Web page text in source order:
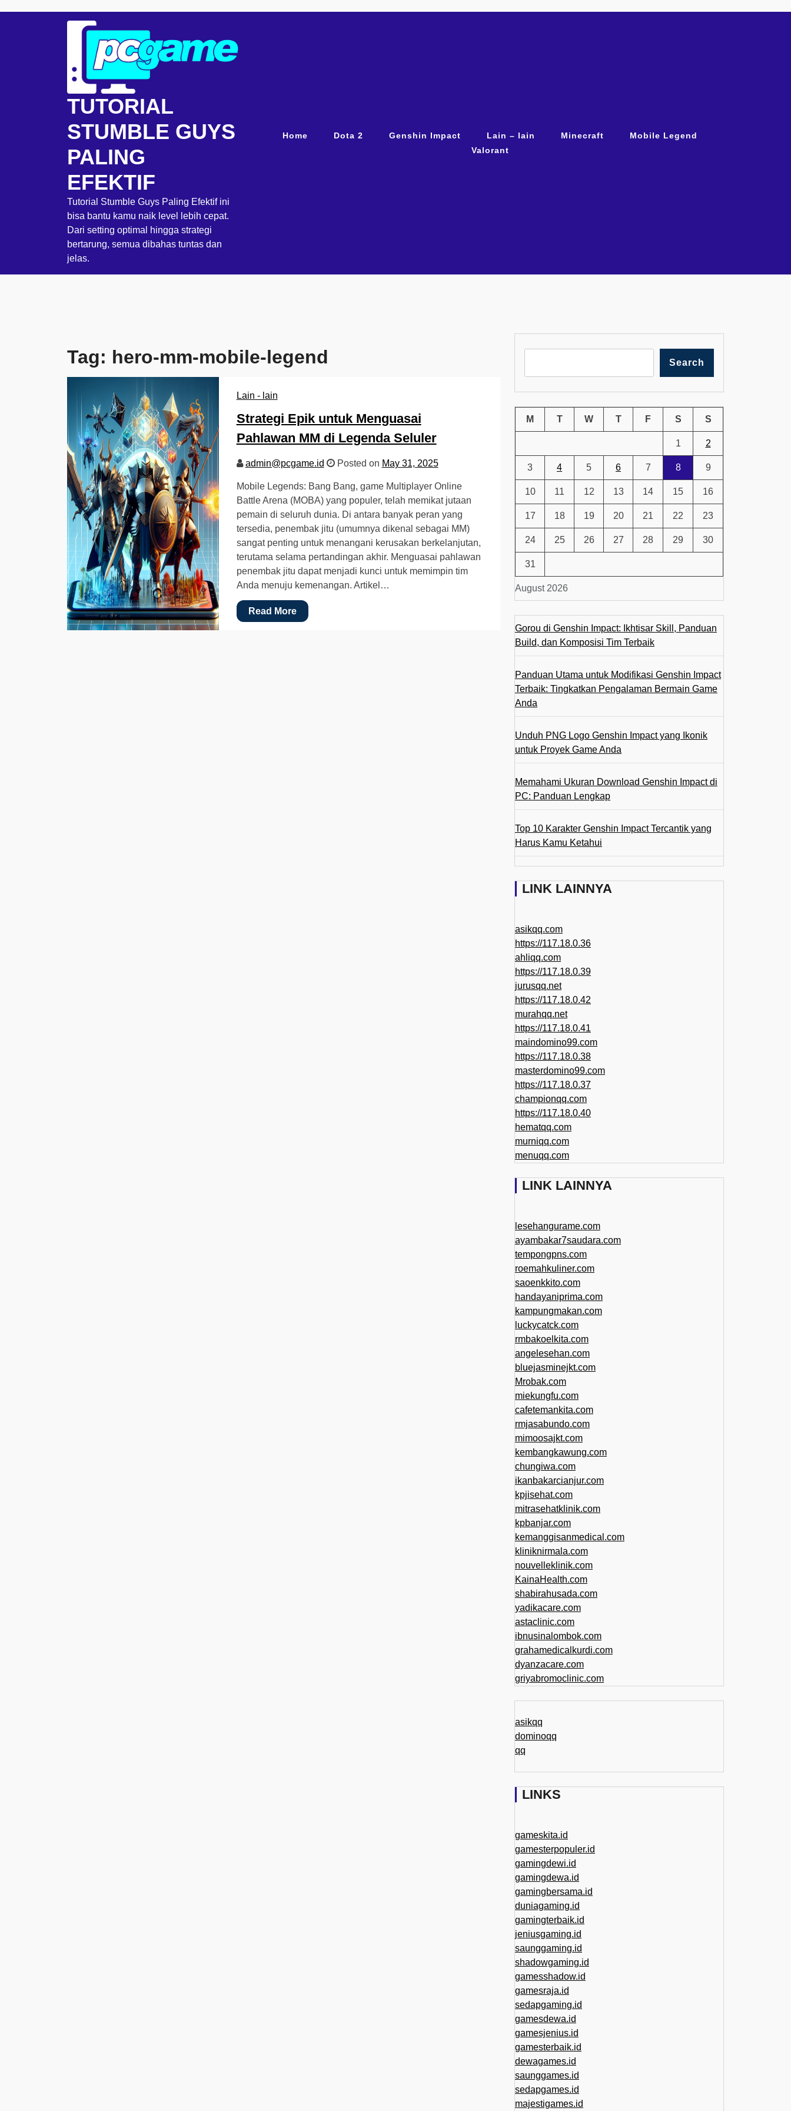
TUTORIAL
STUMBLE GUYS
PALING
EFEKTIF
Tutorial Stumble Guys Paling Efektif ini
bisa bantu kamu naik level lebih cepat.
Dari setting optimal hingga strategi
bertarung, semua dibahas tuntas dan
jelas.
Home Dota 2 Genshin Impact Lain – lain Minecraft
Mobile Legend
Valorant
Tag: hero-mm-mobile-legend
Lain - lain
Strategi Epik untuk Menguasai
Pahlawan MM di Legenda Seluler
admin@pcgame.id Posted on May 31, 2025
Mobile Legends: Bang Bang, game Multiplayer Online
Battle Arena (MOBA) yang populer, telah memikat jutaan
pemain di seluruh dunia. Di antara banyak peran yang
tersedia, penembak jitu (umumnya dikenal sebagai MM)
sangat penting untuk menangani kerusakan berkelanjutan,
terutama selama pertandingan akhir. Menguasai pahlawan
penembak jitu dapat menjadi kunci untuk memimpin tim
Anda menuju kemenangan. Artikel…
Read More
Search
August 2026
M T W T F S S
1 2
3 4 5 6 7 8 9
10 11 12 13 14 15 16
17 18 19 20 21 22 23
24 25 26 27 28 29 30
31
Gorou di Genshin Impact: Ikhtisar Skill, Panduan
Build, dan Komposisi Tim Terbaik
Panduan Utama untuk Modifikasi Genshin Impact
Terbaik: Tingkatkan Pengalaman Bermain Game
Anda
Unduh PNG Logo Genshin Impact yang Ikonik
untuk Proyek Game Anda
Memahami Ukuran Download Genshin Impact di
PC: Panduan Lengkap
Top 10 Karakter Genshin Impact Tercantik yang
Harus Kamu Ketahui
LINK LAINNYA
asikqq.com
https://117.18.0.36
ahliqq.com
https://117.18.0.39
jurusqq.net
https://117.18.0.42
murahqq.net
https://117.18.0.41
maindomino99.com
https://117.18.0.38
masterdomino99.com
https://117.18.0.37
championqq.com
https://117.18.0.40
hematqq.com
murniqq.com
menuqq.com
LINK LAINNYA
lesehangurame.com
ayambakar7saudara.com
tempongpns.com
roemahkuliner.com
saoenkkito.com
handayaniprima.com
kampungmakan.com
luckycatck.com
rmbakoelkita.com
angelesehan.com
bluejasminejkt.com
Mrobak.com
miekungfu.com
cafetemankita.com
rmjasabundo.com
mimoosajkt.com
kembangkawung.com
chungiwa.com
ikanbakarcianjur.com
kpjisehat.com
mitrasehatklinik.com
kpbanjar.com
kemanggisanmedical.com
kliniknirmala.com
nouvelleklinik.com
KainaHealth.com
shabirahusada.com
yadikacare.com
astaclinic.com
ibnusinalombok.com
grahamedicalkurdi.com
dyanzacare.com
griyabromoclinic.com
asikqq
dominoqq
qq
LINKS
gameskita.id
gamesterpopuler.id
gamingdewi.id
gamingdewa.id
gamingbersama.id
duniagaming.id
gamingterbaik.id
jeniusgaming.id
saunggaming.id
shadowgaming.id
gamesshadow.id
gamesraja.id
sedapgaming.id
gamesdewa.id
gamesjenius.id
gamesterbaik.id
dewagames.id
saunggames.id
sedapgames.id
majestigames.id